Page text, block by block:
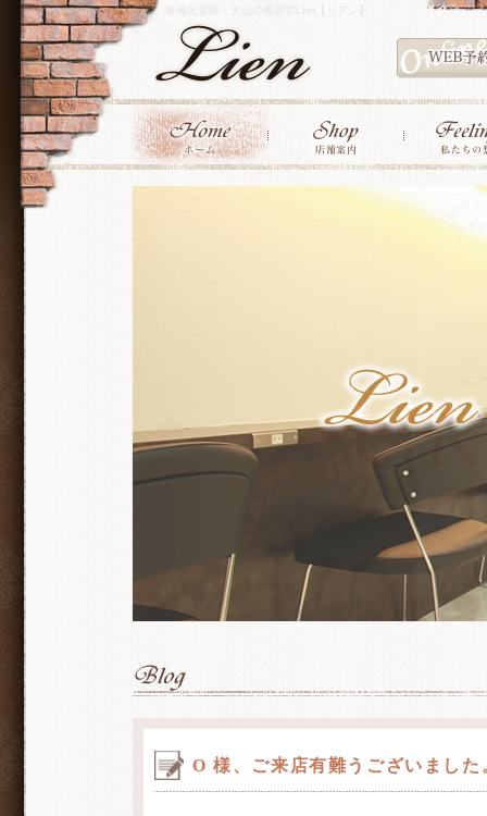
板橋区蓮根・大山の美容室Lien【リアン】
O 様、ご来店有難うございました